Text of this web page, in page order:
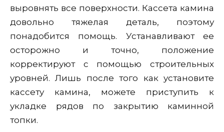
выровнять все поверхности. Кассета камина
довольно тяжелая деталь, поэтому
понадобится помощь. Устанавливают ее
осторожно и точно, положение
корректируют с помощью строительных
уровней. Лишь после того как установите
кассету камина, можете приступить к
укладке рядов по закрытию каминной
топки.